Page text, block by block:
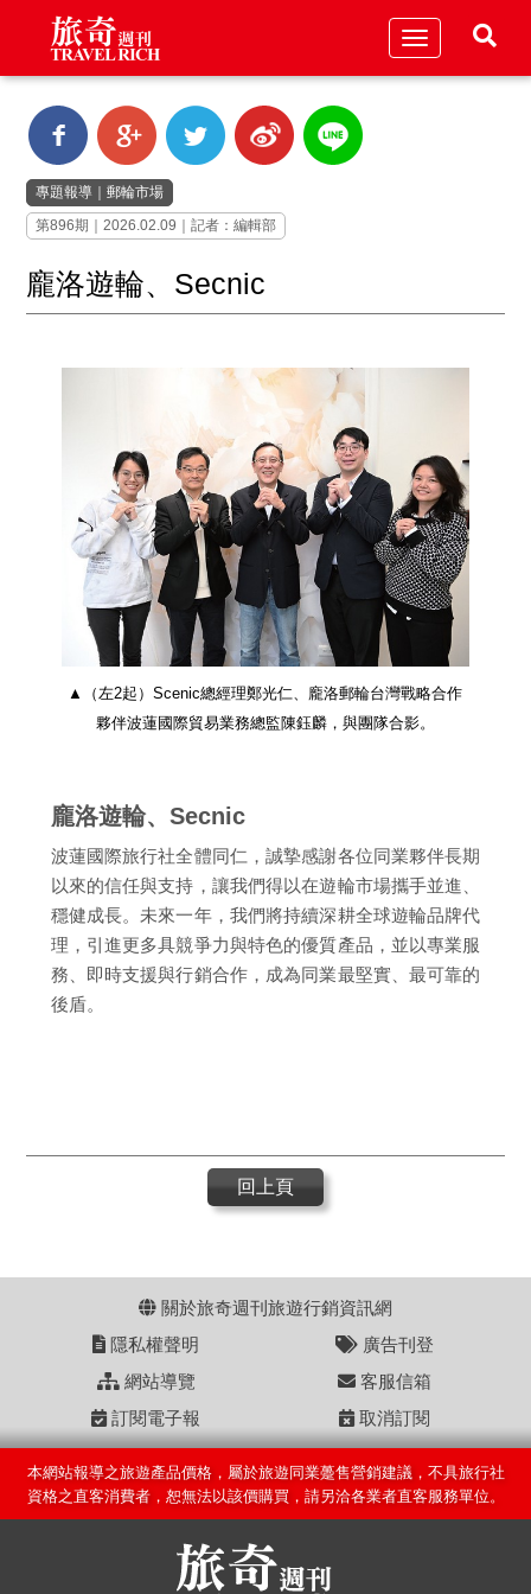
Toggle
專題報導 ｜郵輪市場
第896期｜2026.02.09｜記者：編輯部
龐洛遊輪、Secnic
▲（左2起）Scenic總經理鄭光仁、龐洛郵輪台灣戰略合作
夥伴波蓮國際貿易業務總監陳鈺麟，與團隊合影。
龐洛遊輪、Secnic
波蓮國際旅行社全體同仁，誠摯感謝各位同業夥伴長期
以來的信任與支持，讓我們得以在遊輪市場攜手並進、
穩健成長。未來一年，我們將持續深耕全球遊輪品牌代
理，引進更多具競爭力與特色的優質產品，並以專業服
務、即時支援與行銷合作，成為同業最堅實、最可靠的
後盾。
回上頁
關於旅奇週刊旅遊行銷資訊網
隱私權聲明
廣告刊登
網站導覽
客服信箱
訂閱電子報
取消訂閱
本網站報導之旅遊產品價格，屬於旅遊同業躉售營銷建議，不具旅行社
資格之直客消費者，恕無法以該價購買，請另洽各業者直客服務單位。